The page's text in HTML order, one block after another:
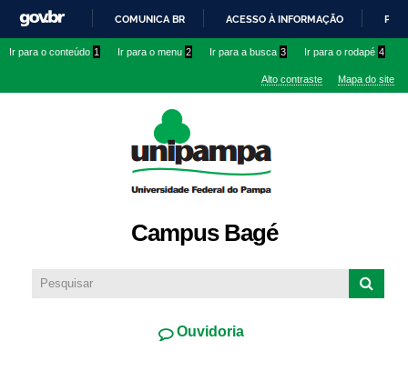
conteúdo
IR
O
COMUNICA BR ACESSO À INFORMAÇÃO
Ir para o conteúdo 1 Ir para o menu 2 Ir para a busca 3 Ir para o rodapé 4
Alto contraste Mapa do site
Campus Bagé
Ouvidoria